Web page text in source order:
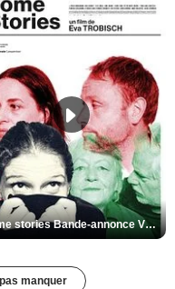
Home stories Bande-annonce VO STFR
manquer